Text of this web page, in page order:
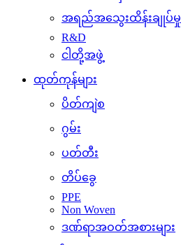
အရည်အသွေးထိန်းချုပ်မှု
R&D
ငါတို့အဖွဲ့
ထုတ်ကုန်များ
ပိတ်ကျဲစ
ဂွမ်း
ပတ်တီး
တိပ်ခွေ
PPE
Non Woven
ဒဏ်ရာအဝတ်အစားများ